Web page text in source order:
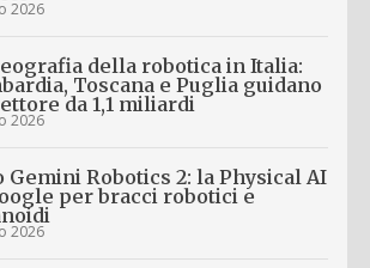
2026
della robotica in Italia:
Toscana e Puglia guidano
da 1,1 miliardi
2026
Gemini Robotics 2: la Physical AI
per bracci robotici e
2026